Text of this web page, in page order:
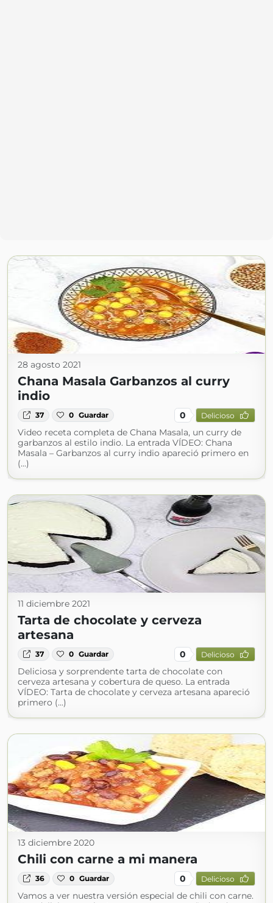
28 agosto 2021
Chana Masala Garbanzos al curry
indio
37 0 Guardar 0 Delicioso
Video receta completa de Chana Masala, un curry de
garbanzos al estilo indio. La entrada VÍDEO: Chana
Masala – Garbanzos al curry indio apareció primero en
(...)
11 diciembre 2021
Tarta de chocolate y cerveza
artesana
37 0 Guardar 0 Delicioso
Deliciosa y sorprendente tarta de chocolate con
cerveza artesana y cobertura de queso. La entrada
VÍDEO: Tarta de chocolate y cerveza artesana apareció
primero (...)
13 diciembre 2020
Chili con carne a mi manera
36 0 Guardar 0 Delicioso
Vamos a ver nuestra versión especial de chili con carne.